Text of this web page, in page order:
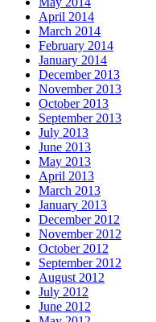
April 2014
March 2014
February 2014
January 2014
December 2013
November 2013
October 2013
September 2013
July 2013
June 2013
May 2013
April 2013
March 2013
January 2013
December 2012
November 2012
October 2012
September 2012
August 2012
July 2012
June 2012